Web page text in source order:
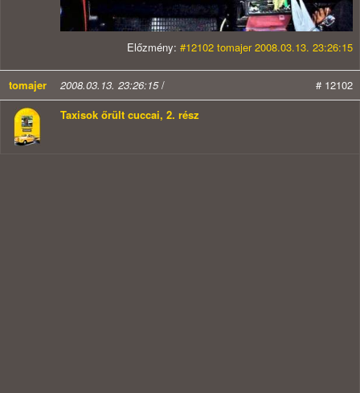
Előzmény: #12102 tomajer 2008.03.13. 23:26:15
tomajer 2008.03.13. 23:26:15/
# 12102
Taxisok őrült cuccai, 2. rész